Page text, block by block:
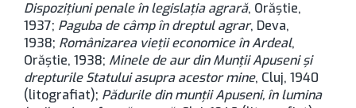
Dispozițiuni penale în legislația agrară, Orăștie,
1937; Paguba de câmp în dreptul agrar, Deva,
1938; Românizarea vieții economice în Ardeal,
Orăștie, 1938; Minele de aur din Munții Apuseni și
drepturile Statului asupra acestor mine, Cluj, 1940
(litografiat); Pădurile din munții Apuseni, în lumina